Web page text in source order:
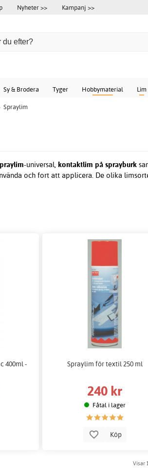
Nyheter >> Kampanj >>
Sy & Brodera Tyger Hobbymaterial Lim
Spraylim
-universal, kontaktlim på sprayburk
och fort att applicera. De olika
400ml -
Spraylim för textil 250 ml
240 kr
Fåtal i lager
Köp
Visar